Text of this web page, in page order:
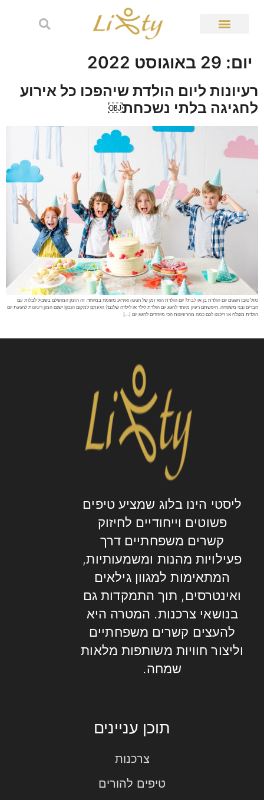
יום: 29 באוגוסט 2022
רעיונות ליום הולדת שיהפכו כל אירוע
לחגיגה בלתי נשכחת￼
מזל טוב! חוגגים יום הולדת בן או לבת? יום הולדת הוא זמן של חגיגה ואירוע משמח במיוחד. זה הזמן המושלם בשביל לבלות עם
חברים ובני משפחה. חיפשתם רעיון מיוחד לחגוג יום הולדת לילד או לילדה שלכם? הגעתם למקום הנכון! ישנם המון רעיונות לחגיגת יום
הולדת מוצלח אז ריכזנו לכם כמה מהרעיונות הכי מיוחדים לחגוג יום […]
ליסטי הינו בלוג שמציע טיפים
פשוטים וייחודיים לחיזוק
קשרים משפחתיים דרך
פעילויות מהנות ומשמעותיות,
המתאימות למגוון גילאים
ואינטרסים, תוך התמקדות גם
בנושאי צרכנות. המטרה היא
להעצים קשרים משפחתיים
וליצור חוויות משותפות מלאות
שמחה.
תוכן עניינים
צרכנות
טיפים להורים